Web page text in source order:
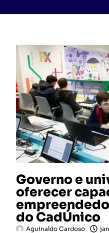
Governo e
oferecer
do CadÚnico
Aguinaldo Cardoso